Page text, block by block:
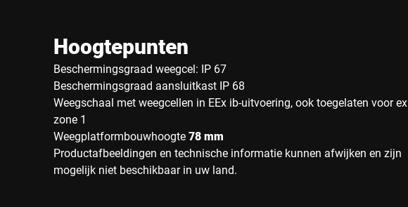
Hoogtepunten
Beschermingsgraad weegcel: IP 67
Beschermingsgraad aansluitkast IP 68
Weegschaal met weegcellen in EEx ib-uitvoering, ook toegelaten voor ex
zone 1
Weegplatformbouwhoogte78 mm
Productafbeeldingen en technische informatie kunnen afwijken en zijn
mogelijk niet beschikbaar in uw land.